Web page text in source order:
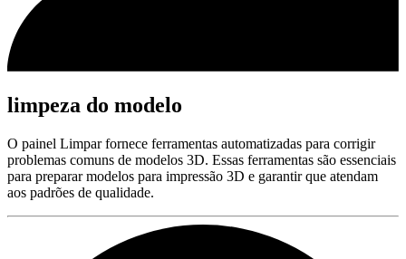
limpeza do modelo
O painel Limpar fornece ferramentas automatizadas para corrigir
problemas comuns de modelos 3D. Essas ferramentas são essenciais
para preparar modelos para impressão 3D e garantir que atendam
aos padrões de qualidade.